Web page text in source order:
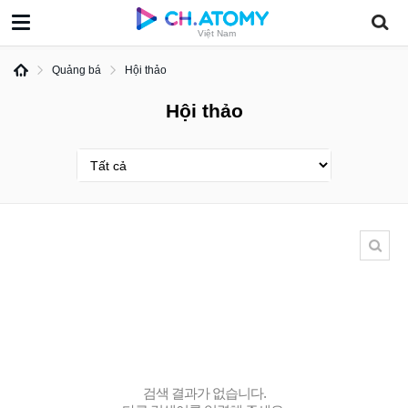
Việt Nam
Quảng bá Hội thảo
Hội thảo
검색 결과가 없습니다.